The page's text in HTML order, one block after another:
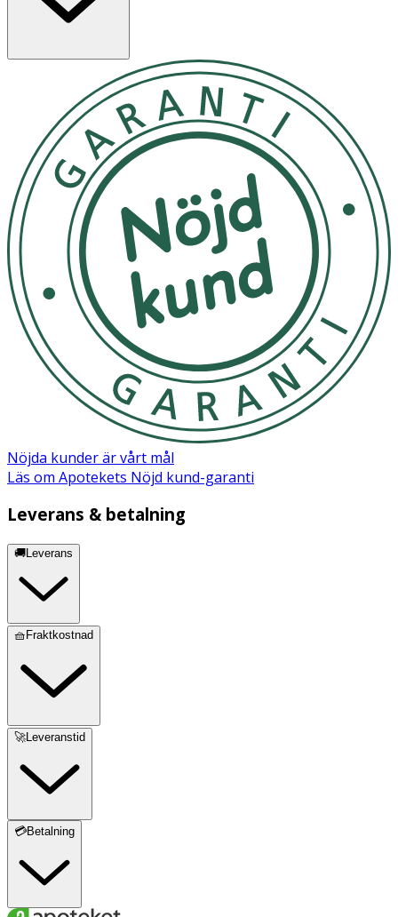
rengörande formuleringar som är naturligt framställda
för att främja ren och frisk hud.
ingredienser. 95 % biologiskt nedbrytbar formel. 100 %
återvunnen flaska. Följ anvisningarna på
produkten/bruksanvisningen.
Användning
- Fukta huden i duschen och applicera önskad mängd
duschtvål med cirkulära rörelser. Skölj av.
- Undvik kontakt med ögonen.
- Förvaras oåtkomligt for barn.
Inneh
AQUA (WATER/EAU), COCAMIDOPROPYL BETAINE,
SODIUM LAUROYL METHYL ISETHIONATE, GLYCERIN,
SODIUM CHLORIDE, GLYCOL DISTEARATE, ALLANTOIN,
LAURETH-4, PANTHENOL, TOCOPHEROL, HELIANTHUS
ANNUUS (SUNFLOWER) SEED OIL, LACTIC ACID,
HYDROLYZED SOY PROTEIN, RICE AMINO ACIDS,
PROLINE, HYDROLYZED ADANSONIA DIGITATA SEED
EXTRACT, PARFUM (FRAGRANCE), SODIUM BENZOATE,
GUAR HYDROXYPROPYLTRIMONIUM CHLORIDE, CITRIC
ACID, POTASSIUM SORBATE.
Nöjda kunder är vårt mål
Läs om Apotekets Nöjd kund-garanti
Leverans & betalning
🚚Leverans
🧺Fraktkostnad
🚀Leveranstid
💳Betalning